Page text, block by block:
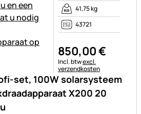
set, 100W solarsysteem
X200 20
41,75 kg
43721
850,00€
Belastinginformatie:
Incl. btwexcl.
verzendkosten